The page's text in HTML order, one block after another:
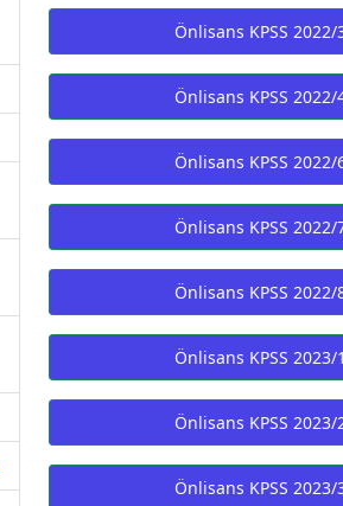
Önlisans KPSS 2022/
Önlisans KPSS 2022/
Önlisans KPSS 2022/
Önlisans KPSS 2022/
Önlisans KPSS 2022/
Önlisans KPSS 2023/1
Önlisans KPSS 2023/
Önlisans KPSS 2023/